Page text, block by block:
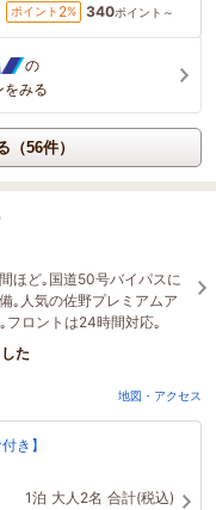
ポイント 2% 340ポイント～
の
をみる
（56件）
ほど｡国道50号バイパスに
｡人気の佐野プレミアムア
フロントは24時間対応｡
た
地図・アクセス
き】
1泊 大人2名 合計(税込)